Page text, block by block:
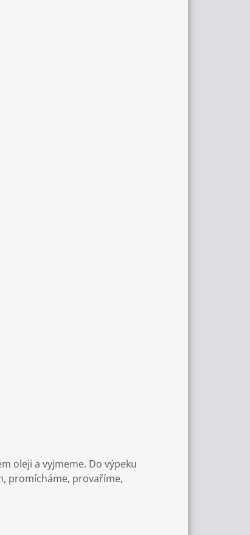
oleji a vyjmeme. Do výpeku
pro­mícháme, provaříme,